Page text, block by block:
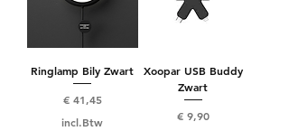
Ringlamp Bily Zwart
Prijs
€ 41,45
incl.Btw
Xoopar USB Buddy
Zwart
Prijs
€ 9,90